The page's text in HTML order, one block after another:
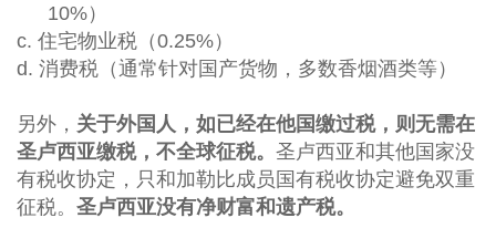
10%）
c. 住宅物业税（0.25%）
d. 消费税（通常针对国产货物，多数香烟酒类等）
另外， 关于外国人，如已经在他国缴过税，则无需在
圣卢西亚缴税，不全球征税。 圣卢西亚和其他国家没
有税收协定，只和加勒比成员国有税收协定避免双重
征税。 圣卢西亚没有净财富和遗产税。